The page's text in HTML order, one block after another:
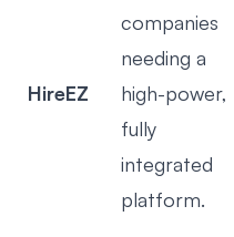
HireEZ
companies
needing a
high-power,
fully
integrated
platform.